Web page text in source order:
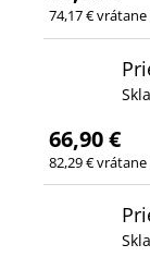
74,17 € vrátane
66,90 €
82,29 € vrátane